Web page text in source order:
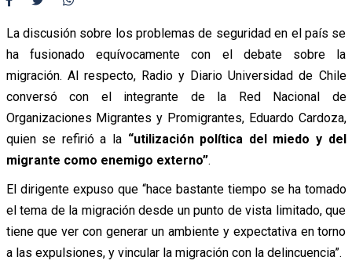
La discusión sobre los problemas de seguridad en el país se
ha fusionado equívocamente con el debate sobre la
migración. Al respecto, Radio y Diario Universidad de Chile
conversó con el integrante de la Red Nacional de
Organizaciones Migrantes y Promigrantes, Eduardo Cardoza,
quien se refirió a la“utilización política del miedo y del
migrante como enemigo externo”.
El dirigente expuso que “hace bastante tiempo se ha tomado
el tema de la migración desde un punto de vista limitado, que
tiene que ver con generar un ambiente y expectativa en torno
a las expulsiones, y vincular la migración con la delincuencia”.